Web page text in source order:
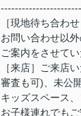
［現地待ち合わ
お問い合わせ以
ご案内をさせてい
［来店］ご来店
審査も可)、未公
キッズスペース
お子様連れでもご